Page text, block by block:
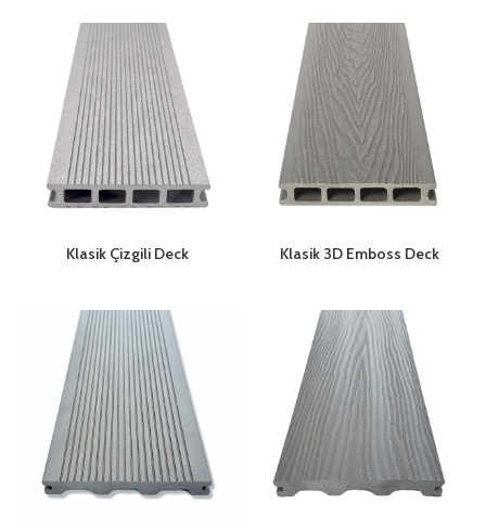
Klasik Çizgili Deck Klasik 3D Emboss Deck